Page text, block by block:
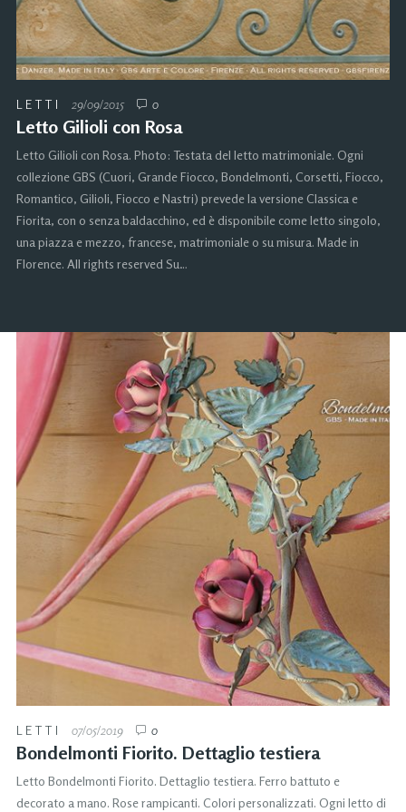
LETTI 29/09/2015 0
Letto Gilioli con Rosa
Letto Gilioli con Rosa. Photo: Testata del letto matrimoniale. Ogni
collezione GBS (Cuori, Grande Fiocco, Bondelmonti, Corsetti, Fiocco,
Romantico, Gilioli, Fiocco e Nastri) prevede la versione Classica e
Fiorita, con o senza baldacchino, ed è disponibile come letto singolo,
una piazza e mezzo, francese, matrimoniale o su misura. Made in
Florence. All rights reserved Su…
LETTI 07/05/2019 0
Bondelmonti Fiorito. Dettaglio testiera
Letto Bondelmonti Fiorito. Dettaglio testiera. Ferro battuto e
decorato a mano. Rose rampicanti. Colori personalizzati. Ogni letto di